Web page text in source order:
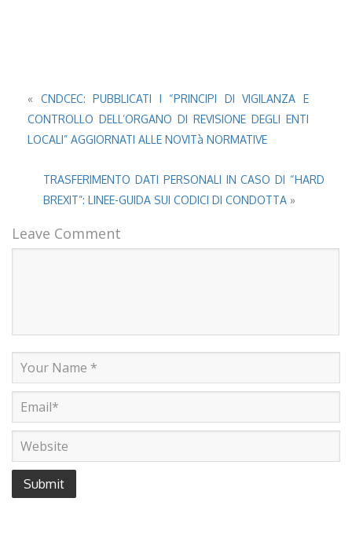
« CNDCEC: PUBBLICATI I “PRINCIPI DI VIGILANZA E
CONTROLLO DELL’ORGANO DI REVISIONE DEGLI ENTI
LOCALI” AGGIORNATI ALLE NOVITà NORMATIVE
TRASFERIMENTO DATI PERSONALI IN CASO DI “HARD
BREXIT”: LINEE-GUIDA SUI CODICI DI CONDOTTA »
Leave Comment